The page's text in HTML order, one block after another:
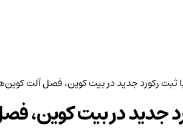
با ثبت رکورد جدید در بیت کوین، فصل آلت
جدید در بیت